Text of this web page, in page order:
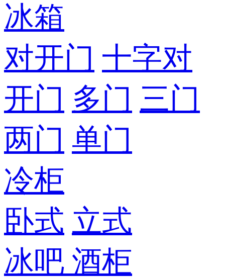
冰箱
对开门 十字对
开门 多门 三门
两门 单门
冷柜
卧式 立式
冰吧 酒柜